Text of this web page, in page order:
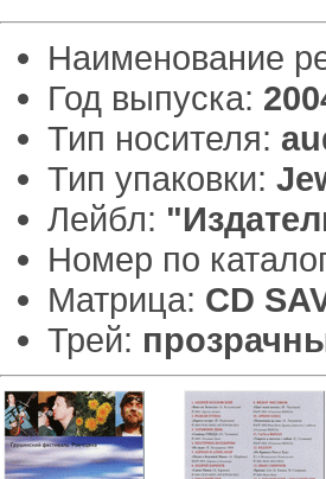
Наименование
Год выпуска:
Тип носителя:
Тип упаковки:
Лейбл:
Номер по
Матрица: CD
Трей: